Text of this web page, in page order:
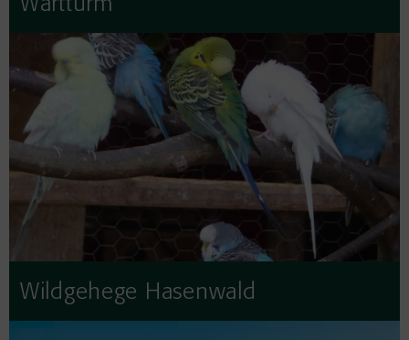
Wartturm
Wildgehege Hasenwald